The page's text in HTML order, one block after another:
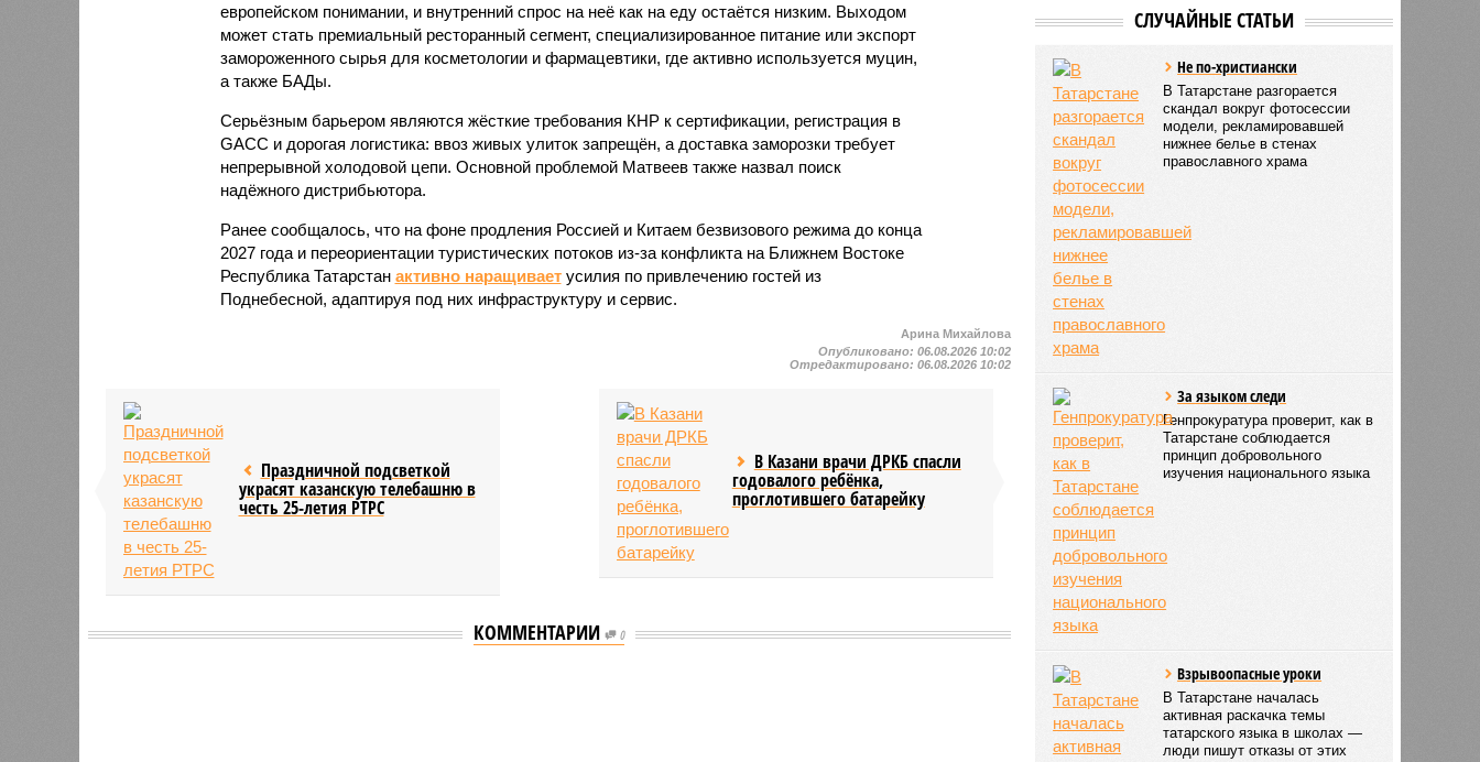
европейском понимании, и внутренний спрос на неё как на еду остаётся низким. Выходом
может стать премиальный ресторанный сегмент, специализированное питание или экспорт
замороженного сырья для косметологии и фармацевтики, где активно используется муцин,
а также БАДы.
Серьёзным барьером являются жёсткие требования КНР к сертификации, регистрация в
GACC и дорогая логистика: ввоз живых улиток запрещён, а доставка заморозки требует
непрерывной холодовой цепи. Основной проблемой Матвеев также назвал поиск
надёжного дистрибьютора.
Ранее сообщалось, что на фоне продления Россией и Китаем безвизового режима до конца
2027 года и переориентации туристических потоков из-за конфликта на Ближнем Востоке
Республика Татарстан активно наращиваетусилия по привлечению гостей из
Поднебесной, адаптируя под них инфраструктуру и сервис.
Арина Михайлова
Опубликовано:06.08.2026 10:02
Отредактировано:06.08.2026 10:02
Праздничной подсветкой
украсят казанскую телебашню в
честь 25-летия РТРС
В Казани врачи ДРКБ спасли
годовалого ребёнка,
проглотившего батарейку
КОММЕНТАРИИ 0
СЛУЧАЙНЫЕ СТАТЬИ
Не по-христиански
В Татарстане разгорается
скандал вокруг фотосессии
модели, рекламировавшей
нижнее белье в стенах
православного храма
За языком следи
Генпрокуратура проверит, как в
Татарстане соблюдается
принцип добровольного
изучения национального языка
Взрывоопасные уроки
В Татарстане началась
активная раскачка темы
татарского языка в школах —
люди пишут отказы от этих